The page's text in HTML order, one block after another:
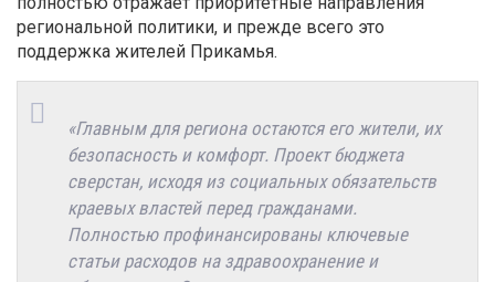
региональной политики, и прежде всего это
поддержка жителей Прикамья.
«Главным для региона остаются его жители, их
безопасность и комфорт. Проект бюджета
сверстан, исходя из социальных обязательств
краевых властей перед гражданами.
Полностью профинансированы ключевые
статьи расходов на здравоохранение и